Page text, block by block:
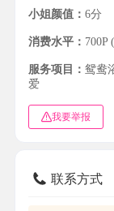
小姐颜值： 6分
消费水平： 700P
服务项目： 鸳鸯
爱
我要举报
联系方式